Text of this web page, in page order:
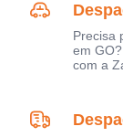
Precisa
em
com a